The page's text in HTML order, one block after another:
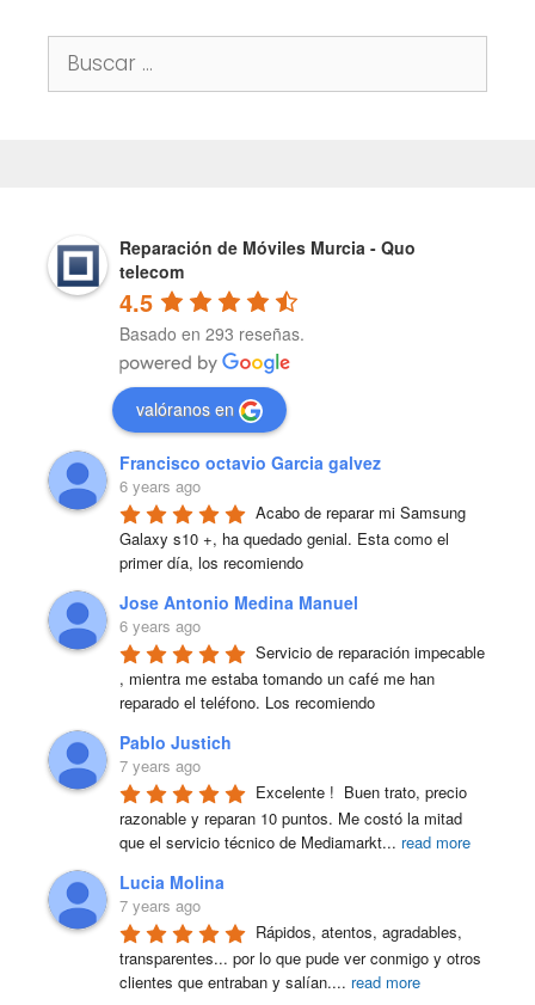
Buscar:
Reparación de Móviles Murcia - Quo
telecom
4.5
Basado en 293 reseñas.
valóranos en
Francisco octavio Garcia galvez
6 years ago
Acabo de reparar mi Samsung
Galaxy s10 +, ha quedado genial. Esta como el
primer día, los recomiendo
Jose Antonio Medina Manuel
6 years ago
Servicio de reparación impecable
, mientra me estaba tomando un café me han
reparado el teléfono. Los recomiendo
Pablo Justich
7 years ago
Excelente !  Buen trato, precio
razonable y reparan 10 puntos. Me costó la mitad
que el servicio técnico de Mediamarkt... read more
Lucia Molina
7 years ago
Rápidos, atentos, agradables,
transparentes... por lo que pude ver conmigo y otros
clientes que entraban y salían.... read more